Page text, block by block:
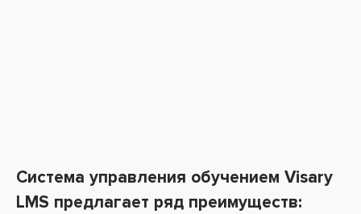
Система управления обучением Visary
LMS предлагает ряд преимуществ: